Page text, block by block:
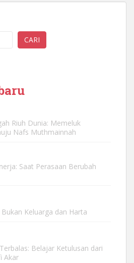
CARI
Riuh Dunia: Memeluk
Nafs Muthmainnah
Saat Perasaan Berubah
Keluarga dan Harta
Belajar Ketulusan dari
Akar